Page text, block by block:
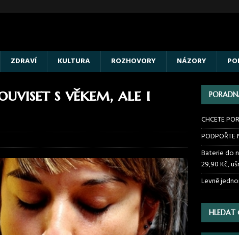
ZDRAVÍ KULTURA ROZHOVORY NÁZORY
s věkem, ale i
CHCETE
Baterie do
29,90 Kč,
Levně
HLEDAT